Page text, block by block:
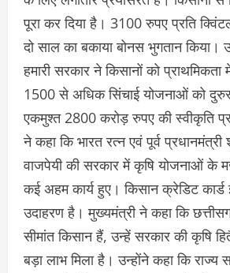
पूरा कर दिया है। 3100 रुपए प्रति
दो साल का बकाया बोनस भुगतान किया।
हमारी सरकार ने किसानों को
1500 से अधिक सिंचाई योजनाओं को
एकमुश्त 2800 करोड़ रुपए की स्वीकृति
ने कहा कि भारत रत्न एवं पूर्व प्रधानमंत्री
वाजपेयी की सरकार में कृषि योजनाओं के
कई अहम कार्य हुए। किसान क्रेडिट
उदाहरण है। मुख्यमंत्री ने कहा कि
सीमांत किसान हैं, उन्हें सरकार की कृषि
बड़ा लाभ मिला है। उन्होंने कहा कि राज्य